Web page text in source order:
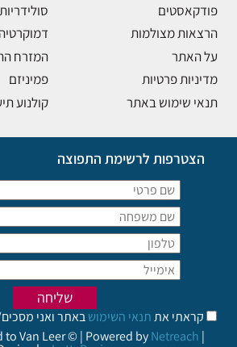
פודקאסטים
הרצאות מצולמות
על האתר
מדיניות פרטיות
תנאי שימוש באתר
סולידריות
דמוקרטיה
המזרח
פמיניזם
קולנוע
הצטרפות לרשימת התפוצה
קראתי אתתנאי השימושבאתר ואני
to Van Leer © | Powered byNetreach |